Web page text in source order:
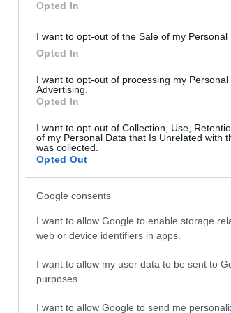
Opted In
I want to opt-out of the Sale of my Personal
Opted In
I want to opt-out of processing my Personal
Advertising.
Opted In
I want to opt-out of Collection, Use,
of my Personal Data that Is Unrelated with
was collected.
Opted Out
Google consents
I want to allow Google to enable storage
web or device identifiers in apps.
I want to allow my user data to be sent to
purposes.
I want to allow Google to send me